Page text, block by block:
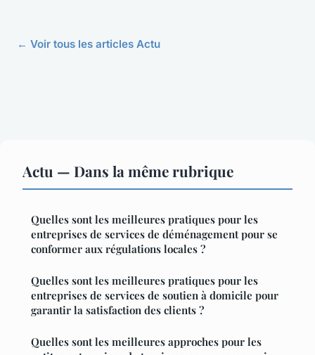
← Voir tous les articles Actu
Actu — Dans la même rubrique
Quelles sont les meilleures pratiques pour les
entreprises de services de déménagement pour se
conformer aux régulations locales ?
Quelles sont les meilleures pratiques pour les
entreprises de services de soutien à domicile pour
garantir la satisfaction des clients ?
Quelles sont les meilleures approches pour les